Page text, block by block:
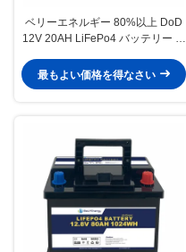
ベリーエネルギー 80%以上 DoD
12V 20AH LiFePo4 バッテリー エ
最もよい価格を得なさい